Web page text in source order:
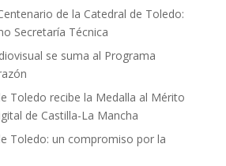
de la Catedral de Toledo:
Secretaría Técnica
se suma al Programa
Toledo recibe la Medalla al Mérito
de Castilla-La Mancha
Toledo: un compromiso por la